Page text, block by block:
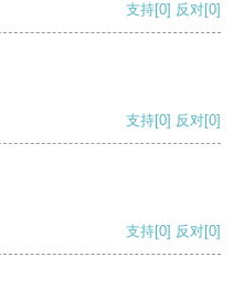
支持[0] 反对[0]
支持[0] 反对[0]
支持[0] 反对[0]